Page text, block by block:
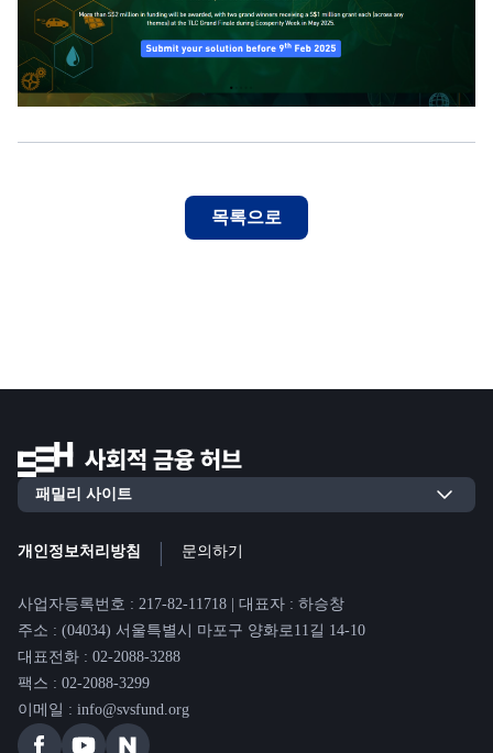
목록으로
개인정보처리방침 문의하기
사업자등록번호 : 217-82-11718 | 대표자 : 하승창
주소 : (04034) 서울특별시 마포구 양화로11길 14-10
대표전화 : 02-2088-3288
팩스 : 02-2088-3299
이메일 : info@svsfund.org